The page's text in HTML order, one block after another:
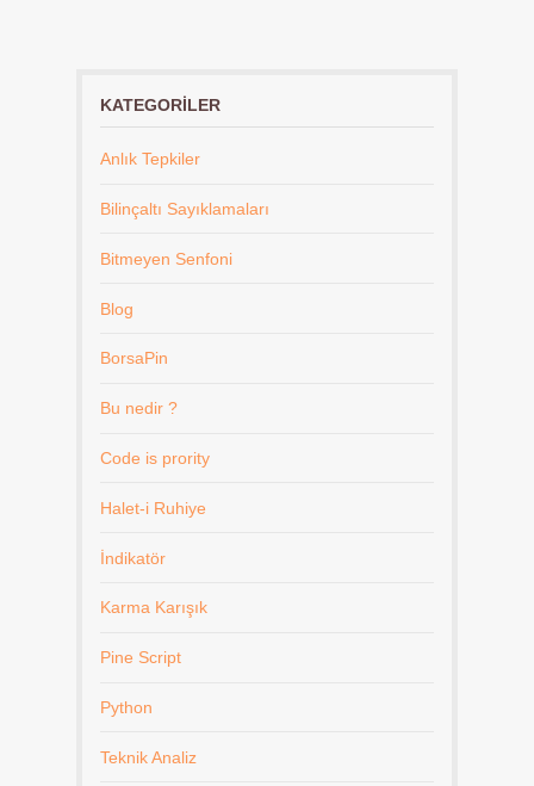
KATEGORILER
Anlık Tepkiler
Bilinçaltı Sayıklamaları
Bitmeyen Senfoni
Blog
BorsaPin
Bu nedir ?
Code is prority
Halet-i Ruhiye
İndikatör
Karma Karışık
Pine Script
Python
Teknik Analiz